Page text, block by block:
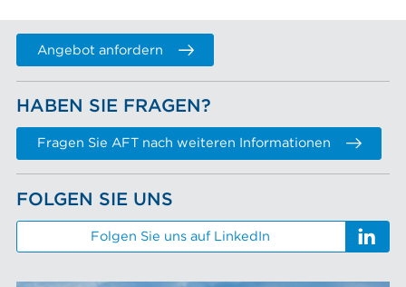
Angebot anfordern
HABEN SIE FRAGEN?
Fragen Sie AFT nach weiteren Informationen
FOLGEN SIE UNS
Folgen Sie uns auf LinkedIn